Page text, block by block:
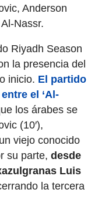
Anderson
Nassr.
Riyadh Season
la presencia del
inicio. El partido
el ‘Al-
los árabes se
(10′),
viejo conocido
su parte, desde
Luis
la tercera